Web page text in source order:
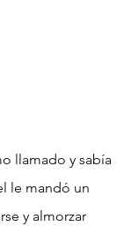
llamado y sabía
le mandó un
y almorzar